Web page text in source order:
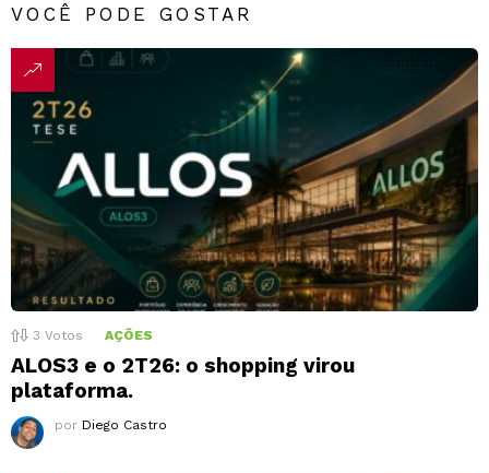
VOCÊ PODE GOSTAR
3 Votos AÇÕES
ALOS3 e o 2T26: o shopping virou
plataforma.
por Diego Castro